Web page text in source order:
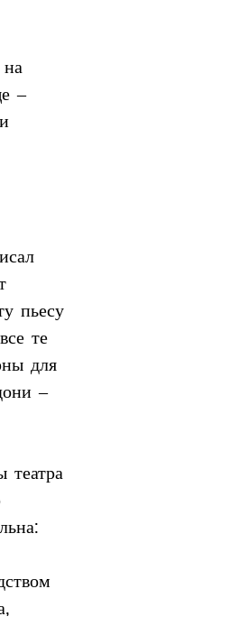
–
пьесу
те
для
–
театра